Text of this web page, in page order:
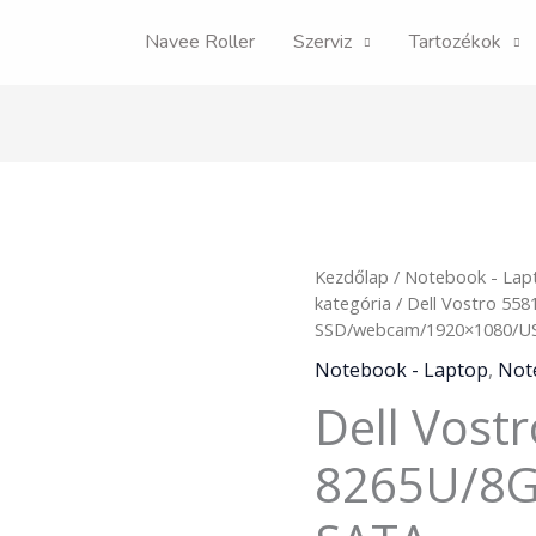
Navee Roller Szerviz Tartozékok
Kezdőlap / Notebook -
kategória / Dell Vostro
SSD/webcam/1920×1080/
Notebook - Laptop,
Dell
8265U/
Dell
Vostro
5581
i5-
8265U/8GB/256GB
SATA
"A-